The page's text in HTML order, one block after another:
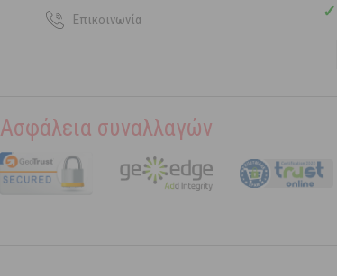
Επικοινωνία ✓
Ασφάλεια συναλλαγών